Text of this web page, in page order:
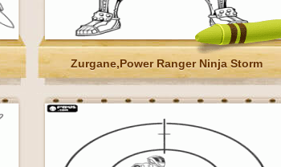
Zurgane,Power Ranger Ninja Storm